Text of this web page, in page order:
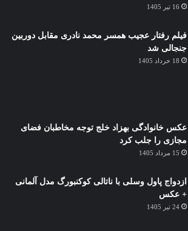
16 تیر 1405
فیلم رفتار عجیب همسر محمد نادری مقابل دوربین
جنجالی شد
18 خرداد 1405
عکس خانوادگی بهزاد خلج توجه مخاطبان فضای
مجازی را جلب کرد
15 مرداد 1405
ازدواج پاول وسلی با ناتالی کوکنبورگ مدل آلمانی
+ عکس
24 تیر 1405